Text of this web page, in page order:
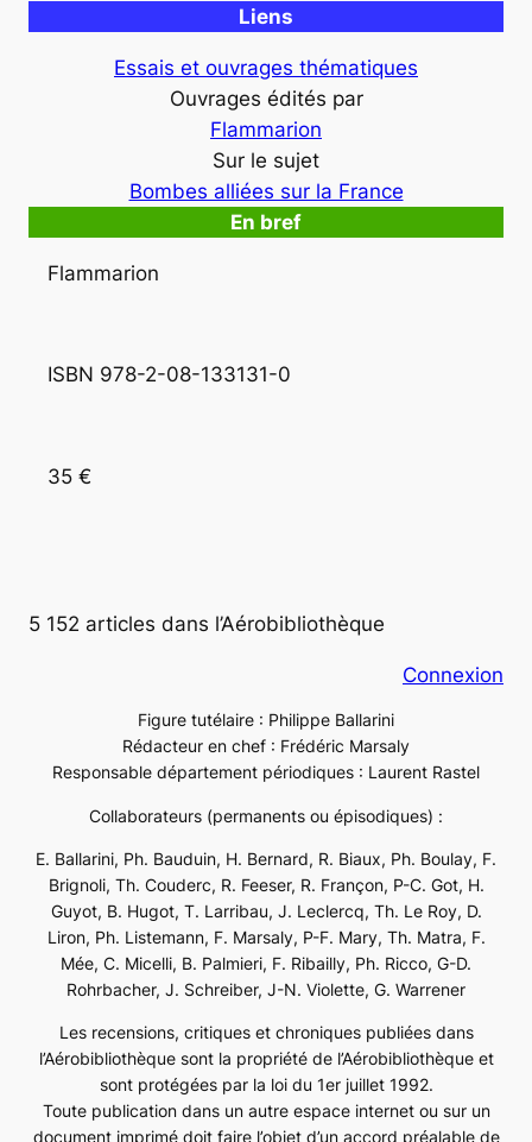
Liens
Essais et ouvrages thématiques
Ouvrages édités par
Flammarion
Sur le sujet
Bombes alliées sur la France
En bref
Flammarion
ISBN 978-2-08-133131-0
35 €
5 152 articles dans l’Aérobibliothèque
Connexion
Figure tutélaire : Philippe Ballarini
Rédacteur en chef : Frédéric Marsaly
Responsable département périodiques : Laurent Rastel
Collaborateurs (permanents ou épisodiques) :
E. Ballarini, Ph. Bauduin, H. Bernard, R. Biaux, Ph. Boulay, F.
Brignoli, Th. Couderc, R. Feeser, R. Françon, P-C. Got, H.
Guyot, B. Hugot, T. Larribau, J. Leclercq, Th. Le Roy, D.
Liron, Ph. Listemann, F. Marsaly, P-F. Mary, Th. Matra, F.
Mée, C. Micelli, B. Palmieri, F. Ribailly, Ph. Ricco, G-D.
Rohrbacher, J. Schreiber, J-N. Violette, G. Warrener
Les recensions, critiques et chroniques publiées dans
l’Aérobibliothèque sont la propriété de l’Aérobibliothèque et
sont protégées par la loi du 1er juillet 1992.
Toute publication dans un autre espace internet ou sur un
document imprimé doit faire l’objet d’un accord préalable de